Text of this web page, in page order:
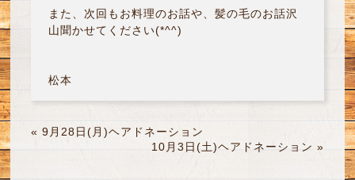
また、次回もお料理のお話や、髪の毛のお話沢
山聞かせてください(*^^)
松本
« 9月28日(月)ヘアドネーション
10月3日(土)ヘアドネーション »